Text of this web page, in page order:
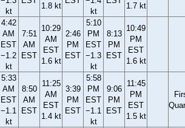
kt
1.8 kt
kt
1.7 kt
4:42
AM
EST
−1.2
kt
7:51
AM
EST
10:29
AM
EST
1.6 kt
2:46
PM
EST
5:10
PM
EST
−1.3
kt
8:13
PM
EST
10:49
PM
EST
1.6 kt
5:33
AM
EST
−1.1
kt
8:50
AM
EST
11:25
AM
EST
1.4 kt
3:39
PM
EST
5:58
PM
EST
−1.1
kt
9:06
PM
EST
11:45
PM
EST
1.5 kt